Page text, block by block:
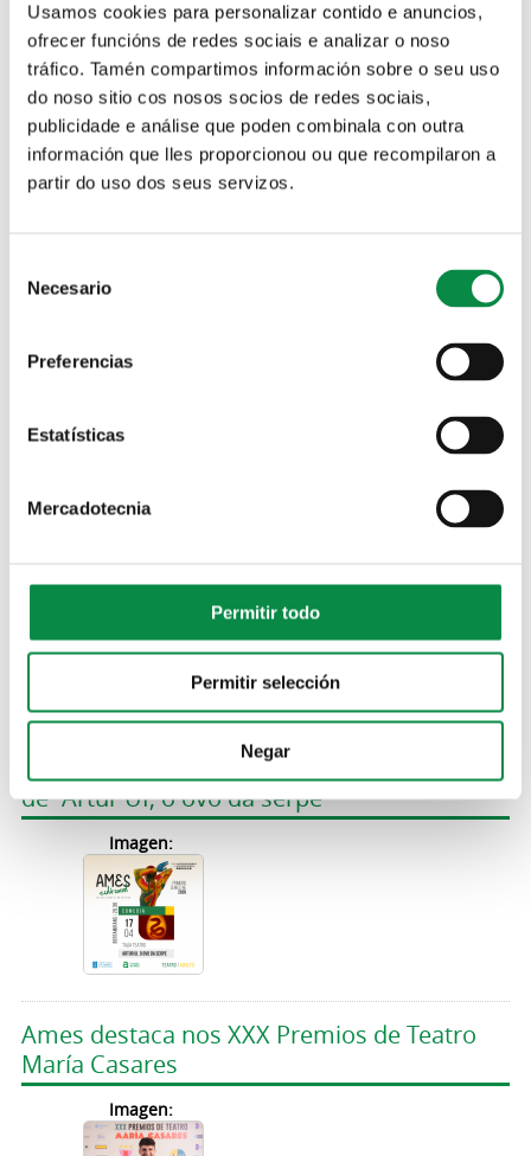
Usamos cookies para personalizar contido e anuncios,
ofrecer funcións de redes sociais e analizar o noso
tráfico. Tamén compartimos información sobre o seu uso
do noso sitio cos nosos socios de redes sociais,
publicidade e análise que poden combinala con outra
información que lles proporcionou ou que recompilaron a
partir do uso dos seus servizos.
Selection
Necesario
Preferencias
Estatísticas
Mercadotecnia
Permitir todo
Permitir selección
Negar
>Mobilizad@s, no Milladoiro
Artes escénicas
O Ames Cultural pecha abril co espectáculo
Volve o Ames Cultural coa representación
de “Artur UI, o ovo da serpe”
Imagen:
Ames destaca nos XXX Premios de Teatro
María Casares
Imagen: